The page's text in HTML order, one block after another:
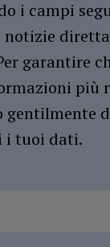
i campi
notizie
garantire
più
gentilmente
i tuoi dati.